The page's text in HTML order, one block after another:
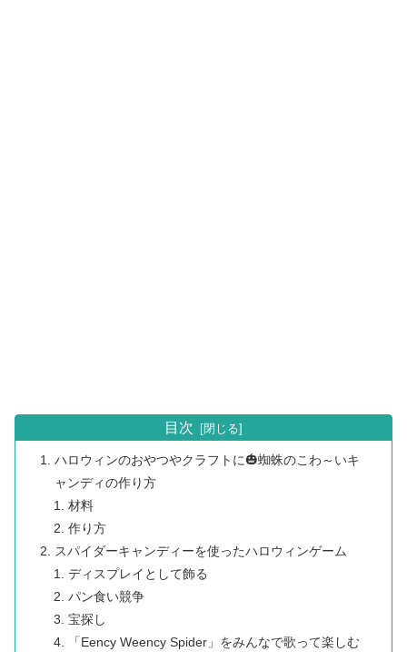
目次
ハロウィンのおやつやクラフトに🎃蜘蛛のこわ～いキ
ャンディの作り方
材料
作り方
スパイダーキャンディーを使ったハロウィンゲーム
ディスプレイとして飾る
パン食い競争
宝探し
「Eency Weency Spider」をみんなで歌って楽しむ